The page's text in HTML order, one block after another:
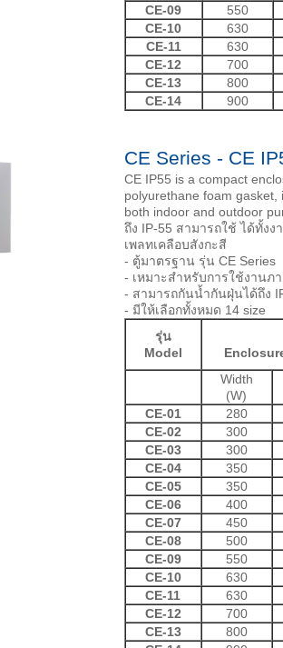
CE-09
550
CE-10
630
CE-11
630
CE-12
700
CE-13
800
CE-14
900
CE Series - CE
CE IP55 is a compact
polyurethane foam
both indoor and outdoor
ถึง IP-55 สามารถใช้ ได้ทั้ง
เพลทเคลือบสังกะสี
- ตู้มาตรฐาน รุ่น CE Series
- เหมาะสำหรับการใช้งานภ
- สามารถกันน้ำกันฝุ่นได้ถึง
- มีให้เลือกทั้งหมด 14 size
รุ่น
Model
Width
(W)
CE-01
280
CE-02
300
CE-03
300
CE-04
350
CE-05
350
CE-06
400
CE-07
450
CE-08
500
CE-09
550
CE-10
630
CE-11
630
CE-12
700
CE-13
800